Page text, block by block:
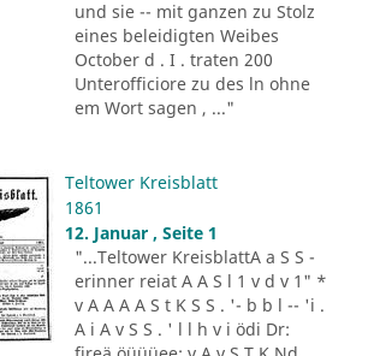
und sie -- mit ganzen zu Stolz
eines beleidigten Weibes
October d . I . traten 200
Unterofficiore zu des ln ohne
em Wort sagen , ..."
Teltower Kreisblatt
1861
12. Januar , Seite 1
"...Teltower KreisblattA a S S -
erinner reiat A A S l 1 v d v 1" *
v A A A A S t K S S . '- b b l -- 'i .
A i A v S S . ' l l h v i ödi Dr: